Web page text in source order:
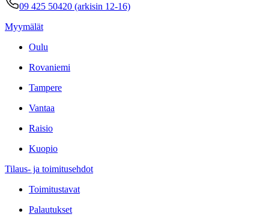
09 425 50420 (arkisin 12-16)
Myymälät
Oulu
Rovaniemi
Tampere
Vantaa
Raisio
Kuopio
Tilaus- ja toimitusehdot
Toimitustavat
Palautukset